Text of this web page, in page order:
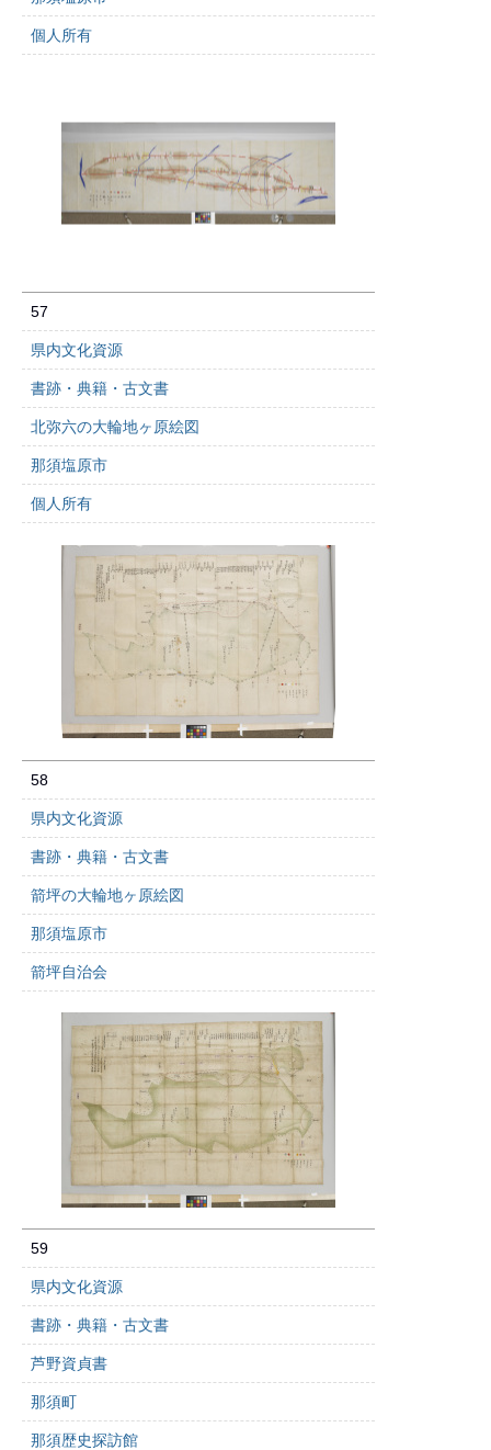
個人所有
57
県内文化資源
書跡・典籍・古文書
北弥六の大輪地ヶ原絵図
那須塩原市
個人所有
58
県内文化資源
書跡・典籍・古文書
箭坪の大輪地ヶ原絵図
那須塩原市
箭坪自治会
59
県内文化資源
書跡・典籍・古文書
芦野資貞書
那須町
那須歴史探訪館